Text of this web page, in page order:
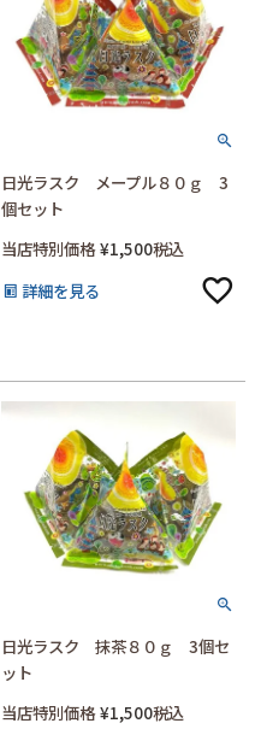
日光ラスク メープル８０ｇ 3
個セット
当店特別価格 ¥1,500税込
詳細を見る
日光ラスク 抹茶８０ｇ 3個セ
ット
当店特別価格 ¥1,500税込